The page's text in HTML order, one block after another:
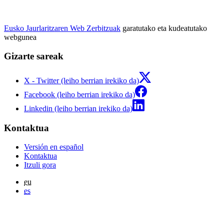
Eusko Jaurlaritzaren Web Zerbitzuak garatutako eta kudeatutako
webgunea
Gizarte sareak
X - Twitter (leiho berrian irekiko da)
Facebook (leiho berrian irekiko da)
Linkedin (leiho berrian irekiko da)
Kontaktua
Versión en español
Kontaktua
Itzuli gora
eu
es